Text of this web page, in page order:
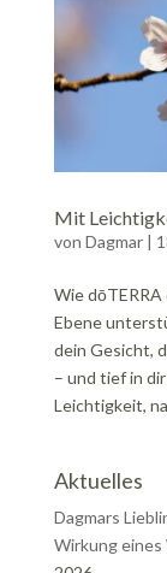
Mit
von Dagmar|
Wie
Ebene
dein Gesicht,
– und tief in
Leichtigkeit,
Aktuelles
Dagmars
Wirkung eines